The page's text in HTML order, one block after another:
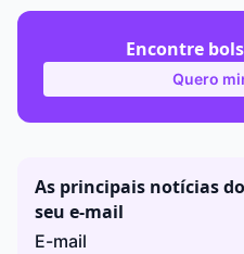
Encontre
Quero
As principais notícias
seu e-mail
E-mail